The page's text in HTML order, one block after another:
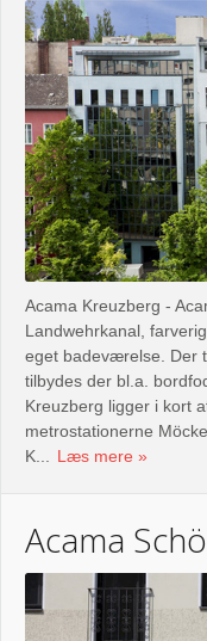
Acama Kreuzberg -
Landwehrkanal,
eget badeværelse. Der
tilbydes der bl.a.
Kreuzberg ligger i kort
metrostationerne
K...
Læs mere
Acama